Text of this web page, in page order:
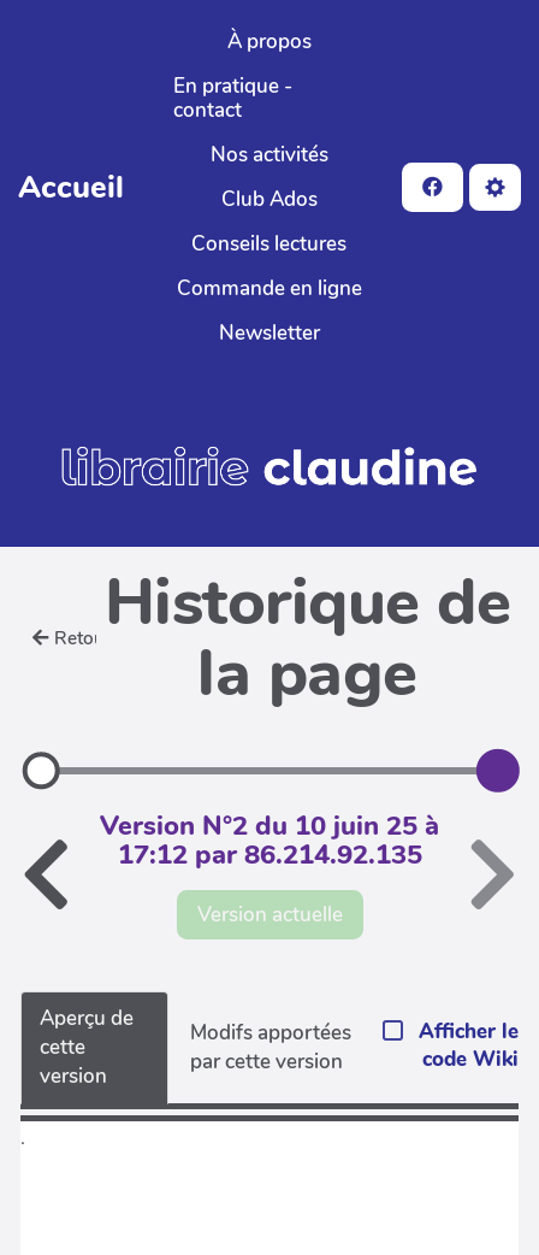
Aller au contenu principal
Accueil
À propos
En pratique -
contact
Nos activités
Club Ados
Conseils lectures
Commande en ligne
Newsletter
Retour Historique de
la page
Version N°2 du 10 juin 25 à
17:12 par 86.214.92.135
Version actuelle
Aperçu de
cette
version
Modifs apportées
par cette version
Afficher le
code Wiki